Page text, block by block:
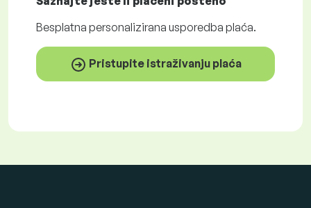
Besplatna personalizirana usporedba plaća.
Pristupite istraživanju plaća